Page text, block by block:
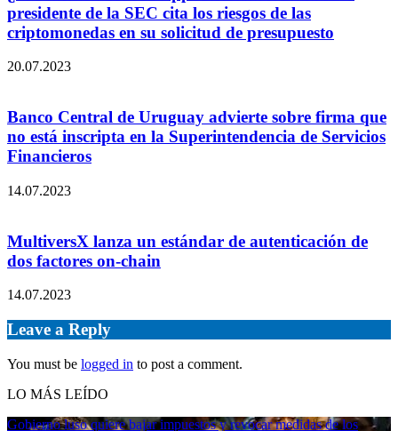
presidente de la SEC cita los riesgos de las
criptomonedas en su solicitud de presupuesto
20.07.2023
Banco Central de Uruguay advierte sobre firma que
no está inscripta en la Superintendencia de Servicios
Financieros
14.07.2023
MultiversX lanza un estándar de autenticación de
dos factores on-chain
14.07.2023
Leave a Reply
You must be logged in to post a comment.
LO MÁS LEÍDO
Gobierno luso quiere bajar impuestos y revocar medidas de los